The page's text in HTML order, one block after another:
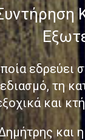
εδρεύει
τη
και
και